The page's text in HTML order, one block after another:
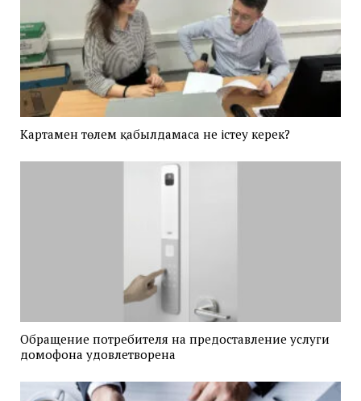
Картамен төлем қабылдамаса не істеу керек?
Обращение потребителя на предоставление услуги
домофона удовлетворена